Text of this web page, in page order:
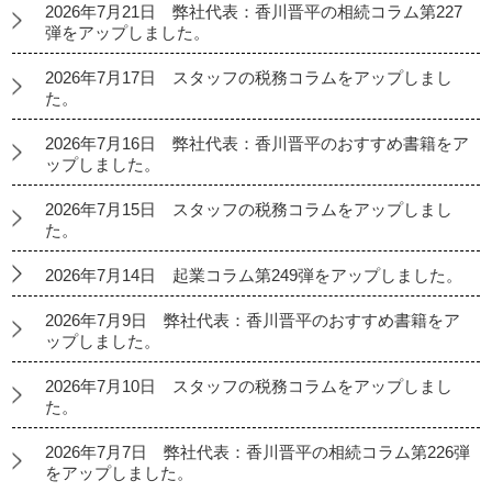
2026年7月21日 弊社代表：香川晋平の相続コラム第227
弾をアップしました。
2026年7月17日 スタッフの税務コラムをアップしまし
た。
2026年7月16日 弊社代表：香川晋平のおすすめ書籍をア
ップしました。
2026年7月15日 スタッフの税務コラムをアップしまし
た。
2026年7月14日 起業コラム第249弾をアップしました。
2026年7月9日 弊社代表：香川晋平のおすすめ書籍をア
ップしました。
2026年7月10日 スタッフの税務コラムをアップしまし
た。
2026年7月7日 弊社代表：香川晋平の相続コラム第226弾
をアップしました。